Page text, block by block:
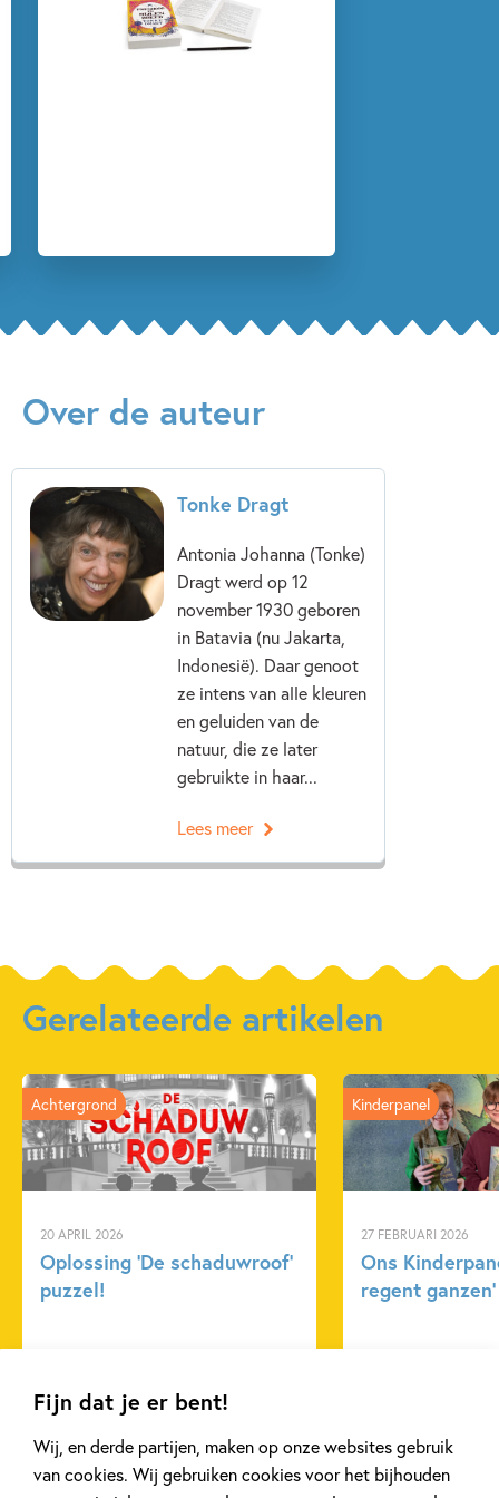
Fijn dat je er bent!
Wij, en derde partijen, maken op onze websites gebruik
van cookies. Wij gebruiken cookies voor het bijhouden
Over de auteur
Tonke Dragt
Antonia Johanna (Tonke)
Dragt werd op 12
november 1930 geboren
in Batavia (nu Jakarta,
Indonesië). Daar genoot
ze intens van alle kleuren
en geluiden van de
natuur, die ze later
gebruikte in haar...
Lees meer
Gerelateerde artikelen
20 APRIL 2026
Oplossing ‘De schaduwroof’
puzzel!
Achtergrond
27 FEBRUARI 2026
Ons
regent ganzen’
Kinderpanel
Bekijk alle artikelen